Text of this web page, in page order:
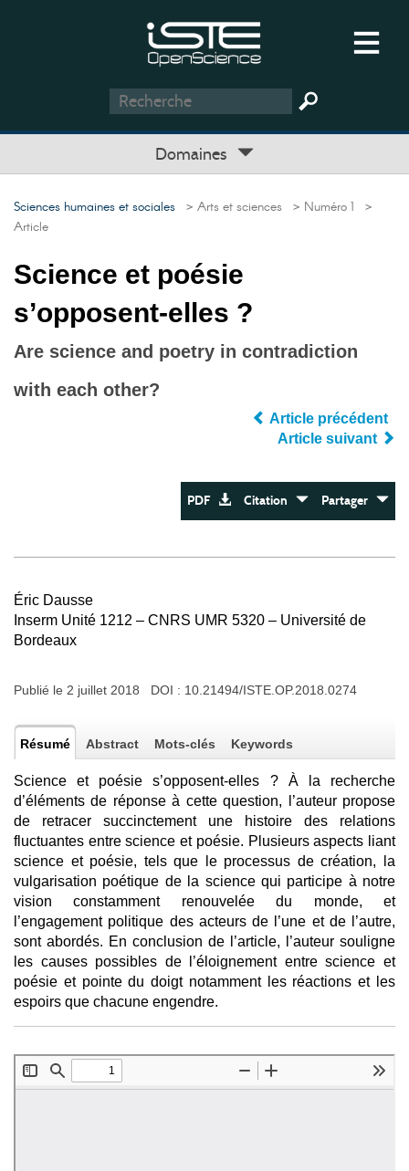
Domaines
Sciences humaines et sociales > Arts et sciences > Numéro 1 >
Article
Science et poésie
s’opposent-elles ?
Are science and poetry in contradiction
with each other?
Article précédent
Article suivant
PDF Citation Partager
Éric Dausse
Inserm Unité 1212 – CNRS UMR 5320 – Université de
Bordeaux
Publié le 2 juillet 2018 DOI : 10.21494/ISTE.OP.2018.0274
Résumé Abstract Mots-clés Keywords
Science et poésie s’opposent-elles ? À la recherche
d’éléments de réponse à cette question, l’auteur propose
de retracer succinctement une histoire des relations
fluctuantes entre science et poésie. Plusieurs aspects liant
science et poésie, tels que le processus de création, la
vulgarisation poétique de la science qui participe à notre
vision constamment renouvelée du monde, et
l’engagement politique des acteurs de l’une et de l’autre,
sont abordés. En conclusion de l’article, l’auteur souligne
les causes possibles de l’éloignement entre science et
poésie et pointe du doigt notamment les réactions et les
espoirs que chacune engendre.